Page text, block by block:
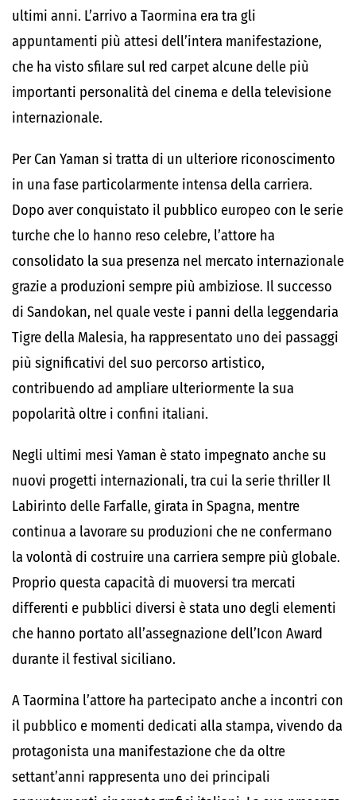
ultimi anni. L’arrivo a Taormina era tra gli
appuntamenti più attesi dell’intera manifestazione,
che ha visto sfilare sul red carpet alcune delle più
importanti personalità del cinema e della televisione
internazionale.
Per Can Yaman si tratta di un ulteriore riconoscimento
in una fase particolarmente intensa della carriera.
Dopo aver conquistato il pubblico europeo con le serie
turche che lo hanno reso celebre, l’attore ha
consolidato la sua presenza nel mercato internazionale
grazie a produzioni sempre più ambiziose. Il successo
di Sandokan, nel quale veste i panni della leggendaria
Tigre della Malesia, ha rappresentato uno dei passaggi
più significativi del suo percorso artistico,
contribuendo ad ampliare ulteriormente la sua
popolarità oltre i confini italiani.
Negli ultimi mesi Yaman è stato impegnato anche su
nuovi progetti internazionali, tra cui la serie thriller Il
Labirinto delle Farfalle, girata in Spagna, mentre
continua a lavorare su produzioni che ne confermano
la volontà di costruire una carriera sempre più globale.
Proprio questa capacità di muoversi tra mercati
differenti e pubblici diversi è stata uno degli elementi
che hanno portato all’assegnazione dell’Icon Award
durante il festival siciliano.
A Taormina l’attore ha partecipato anche a incontri con
il pubblico e momenti dedicati alla stampa, vivendo da
protagonista una manifestazione che da oltre
settant’anni rappresenta uno dei principali